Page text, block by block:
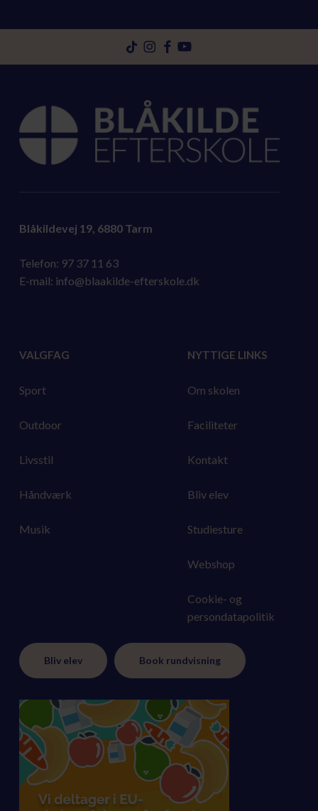
Gå
til
Gå
til
Gå
til
Gå
til
Blåkildevej 19, 6880 Tarm
Telefon: 97 37 11 63
E-mail: info@blaakilde-efterskole.dk
VALGFAG
Sport
Outdoor
Livsstil
Håndværk
Musik
NYTTIGE LINKS
Om skolen
Faciliteter
Kontakt
Bliv elev
Studiesture
Webshop
Cookie- og
persondatapolitik
Bliv elev Book rundvisning